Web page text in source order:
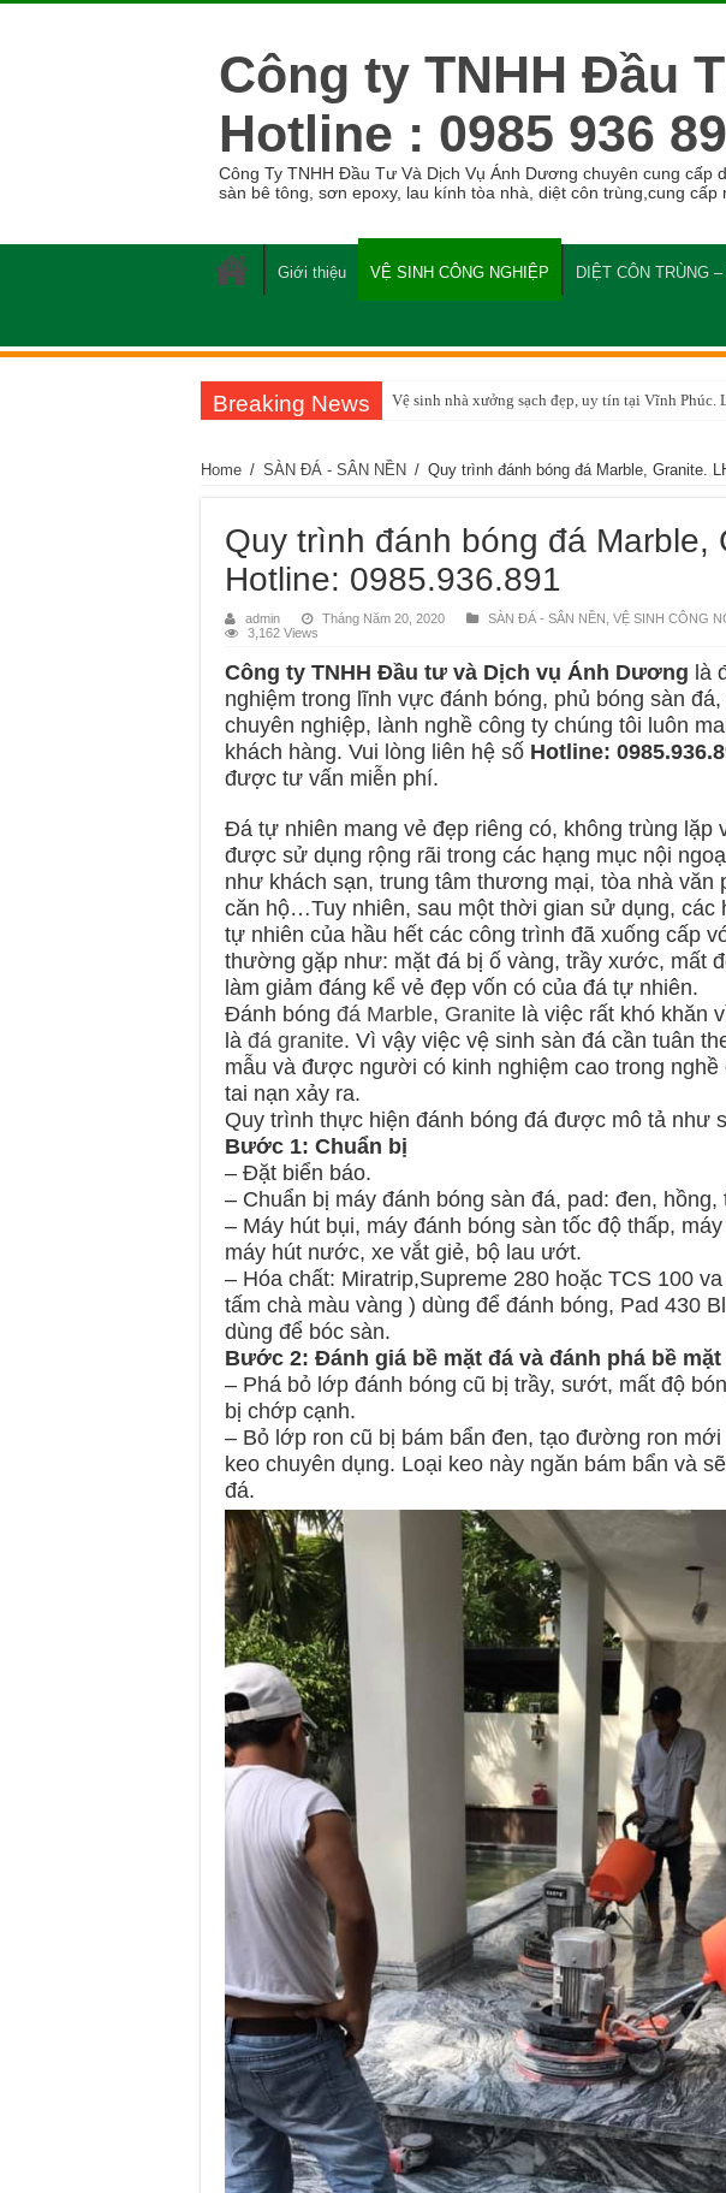
Công ty TNHH Đầu
Hotline : 0985 936
Công Ty TNHH Đầu Tư Và Dịch Vụ Ánh Dương chuyên cung
sàn bê tông, sơn epoxy, lau kính tòa nhà, diệt côn trùng,cung
Giới thiệu VỆ SINH CÔNG NGHIỆP DIỆT CÔN TRÙNG –
Breaking News Vệ sinh nhà xưởng sạch đẹp, uy tín tại Vĩnh Phúc.
Home / SÀN ĐÁ - SÂN NỀN / Quy trình đánh bóng đá Marble, Granite.
Quy trình đánh bóng đá Marble,
Hotline: 0985.936.891
admin Tháng Năm 20, 2020 SÀN ĐÁ - SÂN NỀN VỆ SINH CÔNG
3,162 Views
Công ty TNHH Đầu tư và Dịch vụ Ánh Dương là
nghiệm trong lĩnh vực đánh bóng, phủ bóng sàn
chuyên nghiệp, lành nghề công ty chúng tôi luôn
khách hàng. Vui lòng liên hệ số Hotline:
được tư vấn miễn phí.
Đá tự nhiên mang vẻ đẹp riêng có, không trùng lặp
được sử dụng rộng rãi trong các hạng mục nội
như khách sạn, trung tâm thương mại, tòa nhà văn
căn hộ…Tuy nhiên, sau một thời gian sử dụng, các
tự nhiên của hầu hết các công trình đã xuống cấp
thường gặp như: mặt đá bị ố vàng, trầy xước, mất
làm giảm đáng kể vẻ đẹp vốn có của đá tự nhiên.
Đánh bóng đá Marble, Granite là việc rất khó khăn
là đá granite. Vì vậy việc vệ sinh sàn đá cần tuân
mẫu và được người có kinh nghiệm cao trong nghề
tai nạn xảy ra.
Quy trình thực hiện đánh bóng đá được mô tả như
Bước 1: Chuẩn bị
– Đặt biển báo.
– Chuẩn bị máy đánh bóng sàn đá, pad: đen, hồng,
– Máy hút bụi, máy đánh bóng sàn tốc độ thấp,
máy hút nước, xe vắt giẻ, bộ lau ướt.
– Hóa chất: Miratrip,Supreme 280 hoặc TCS 100
tấm chà màu vàng ) dùng để đánh bóng, Pad 430
dùng để bóc sàn.
Bước 2: Đánh giá bề mặt đá và đánh phá bề mặt
– Phá bỏ lớp đánh bóng cũ bị trầy, sướt, mất độ
bị chớp cạnh.
– Bỏ lớp ron cũ bị bám bẩn đen, tạo đường ron
keo chuyên dụng. Loại keo này ngăn bám bẩn và
đá.